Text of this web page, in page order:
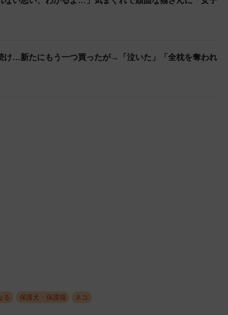
なことを発見！ 今だとばかりに「オレのソファー
座りました。そこへガーラさんがやってきます。
にいったのでしょう。松本さんは小さく座り、ガーラさ
。
の！」と遠慮？して、ソファの狭い肘掛けにプルプル
け…新たにもう一つ買ったが→「泣いた」「全枕を奪われ
る 保護犬・保護猫 ネコ